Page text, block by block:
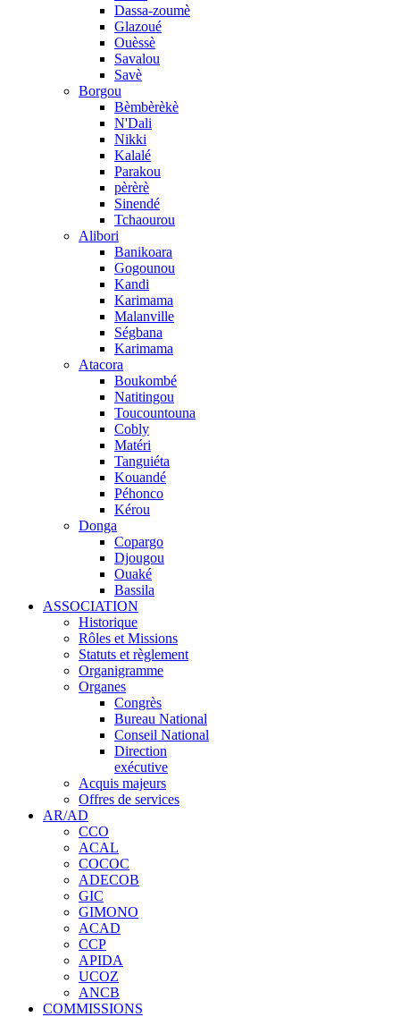
Dassa-zoumè
Glazoué
Ouèssè
Savalou
Savè
Borgou
Bèmbèrèkè
N'Dali
Nikki
Kalalé
Parakou
pèrèrè
Sinendé
Tchaourou
Alibori
Banikoara
Gogounou
Kandi
Karimama
Malanville
Ségbana
Karimama
Atacora
Boukombé
Natitingou
Toucountouna
Cobly
Matéri
Tanguiéta
Kouandé
Péhonco
Kérou
Donga
Copargo
Djougou
Ouaké
Bassila
ASSOCIATION
Historique
Rôles et Missions
Statuts et règlement
Organigramme
Organes
Congrès
Bureau National
Conseil National
Direction
exécutive
Acquis majeurs
Offres de services
AR/AD
CCO
ACAL
COCOC
ADECOB
GIC
GIMONO
ACAD
CCP
APIDA
UCOZ
ANCB
COMMISSIONS